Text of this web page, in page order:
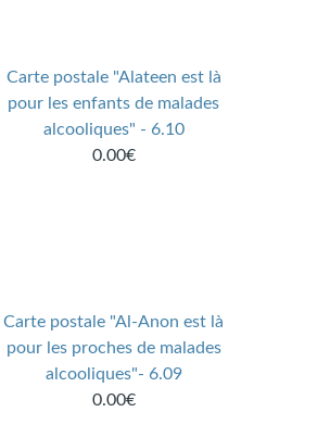
Carte postale "Alateen est là
pour les enfants de malades
alcooliques" - 6.10
0.00€
Carte postale "Al-Anon est là
pour les proches de malades
alcooliques"- 6.09
0.00€